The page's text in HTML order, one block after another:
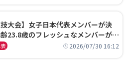
技大会】女子日本代表メンバーが決
23.8歳のフレッシュなメンバーが日
台で頂点を狙う
2026/07/30 16:12